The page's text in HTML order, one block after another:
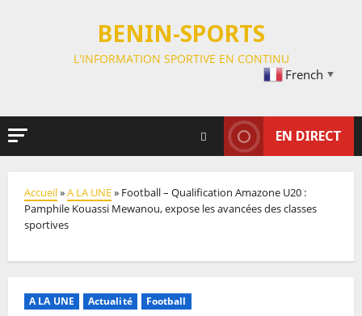
BENIN-SPORTS
L'INFORMATION SPORTIVE EN CONTINU
French ▼
EN DIRECT
Accueil»A LA UNE» Football – Qualification Amazone U20 :
Pamphile Kouassi Mewanou, expose les avancées des classes
sportives
A LA UNE Actualité Football